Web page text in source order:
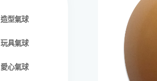
造型氣球
玩具氣球
愛心氣球